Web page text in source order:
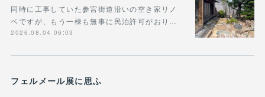
同時に工事していた参宮街道沿いの空き家リノ
ベですが、もう一棟も無事に民泊許可がおり…
2026.08.04 06:03
フェルメール展に思ふ